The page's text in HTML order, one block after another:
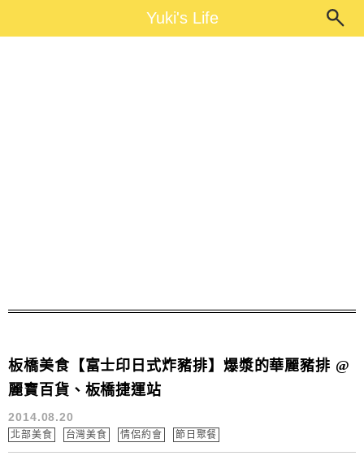
Yuki's LifeYuki's Life
板橋美食【富士印日式炸豬排】爆漿的華麗豬排 @
麗寶百貨、板橋捷運站
2014.08.20
北部美食 台灣美食 情侶約會 節日聚餐